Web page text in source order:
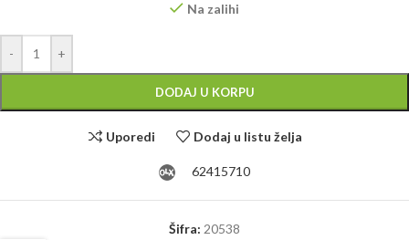
Na zalihi
- +
DODAJ U KORPU
Uporedi Dodaj u listu želja
62415710
Šifra: 20538